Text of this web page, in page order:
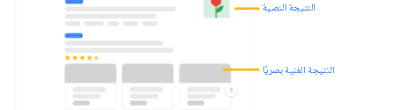
النتيجة النصية
النتيجة الغنية بصريًا